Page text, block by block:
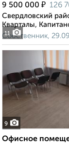
11
9 500 000 ₽ 126
Свердловский
Кварталы,
Собственник,
9
Офисное